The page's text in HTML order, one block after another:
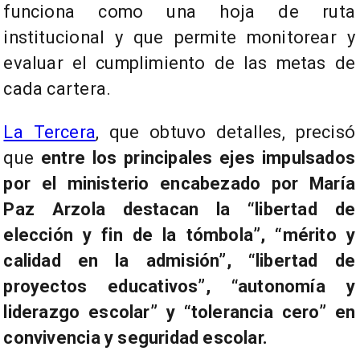
funciona como una hoja de ruta
institucional y que permite monitorear y
evaluar el cumplimiento de las metas de
cada cartera.
La Tercera, que obtuvo detalles, precisó
que entre los principales ejes impulsados
por el ministerio encabezado por María
Paz Arzola destacan la “libertad de
elección y fin de la tómbola”, “mérito y
calidad en la admisión”, “libertad de
proyectos educativos”, “autonomía y
liderazgo escolar” y “tolerancia cero” en
convivencia y seguridad escolar.